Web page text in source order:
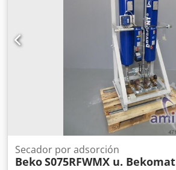
Secador por adsorción
BekoS075RFWMX u. Bekomat